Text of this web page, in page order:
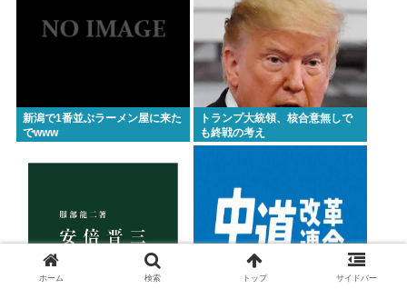
新潟で1番並ぶラーメン屋に来た
でwww
トランプ大統領、核合意無しで
も終戦の考え
ホーム 検索 トップ サイドバー